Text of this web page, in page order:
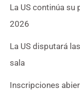
La US continúa su
2026
La US disputará
sala
Inscripciones